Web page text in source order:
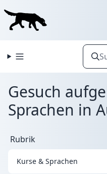
Gesuch
Sprachen in
Rubrik